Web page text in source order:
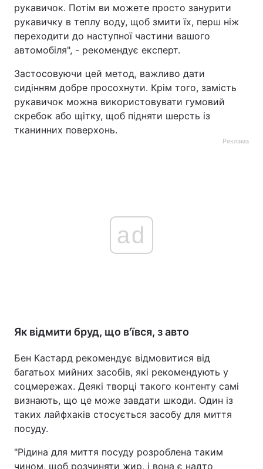
рукавичок. Потім ви можете просто занурити
рукавичку в теплу воду, щоб змити їх, перш ніж
переходити до наступної частини вашого
автомобіля", - рекомендує експерт.
Застосовуючи цей метод, важливо дати
сидінням добре просохнути. Крім того, замість
рукавичок можна використовувати гумовий
скребок або щітку, щоб підняти шерсть із
тканинних поверхонь.
Реклама
ad
Як відмити бруд, що в'ївся, з авто
Бен Кастард рекомендує відмовитися від
багатьох мийних засобів, які рекомендують у
соцмережах. Деякі творці такого контенту самі
визнають, що це може завдати шкоди. Один із
таких лайфхаків стосується засобу для миття
посуду.
"Рідина для миття посуду розроблена таким
чином, щоб розчиняти жир, і вона є надто